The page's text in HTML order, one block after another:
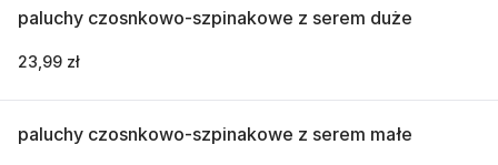
paluchy czosnkowo-szpinakowe z serem duże
23,99 zł
paluchy czosnkowo-szpinakowe z serem małe